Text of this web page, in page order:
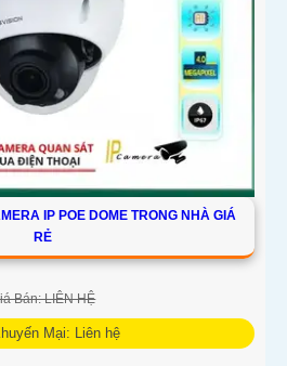
IP POE DOME TRONG NHÀ GIÁ
RẺ
Bán: LIÊN HỆ
Mại: Liên hệ